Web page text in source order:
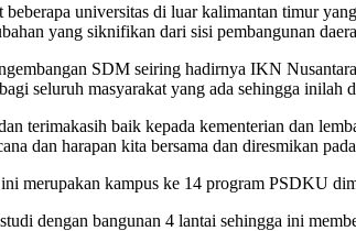
universitas di luar kalimantan timur
yang siknifikan dari sisi pembangunan
SDM seiring hadirnya IKN
seluruh masyarakat yang ada sehingga inilah
terimakasih baik kepada kementerian dan
dan harapan kita bersama dan diresmikan
merupakan kampus ke 14 program PSDKU
dengan bangunan 4 lantai sehingga ini